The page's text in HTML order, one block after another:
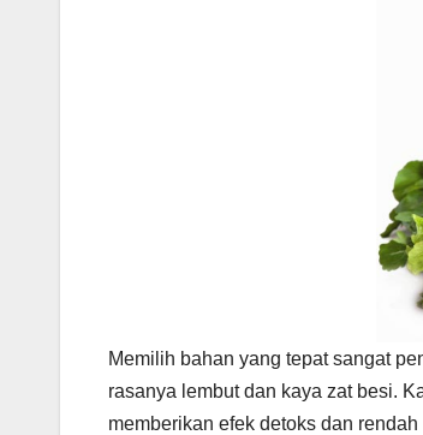
Memilih bahan yang tepat sangat
rasanya lembut dan kaya zat besi.
memberikan efek detoks dan